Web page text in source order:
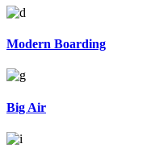
Modern Boarding
Big Air